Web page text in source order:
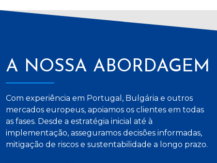
A NOSSA ABORDAGEM
Com experiência em Portugal, Bulgária e outros
mercados europeus, apoiamos os clientes em todas
as fases. Desde a estratégia inicial até à
implementação, asseguramos decisões informadas,
mitigação de riscos e sustentabilidade a longo prazo.